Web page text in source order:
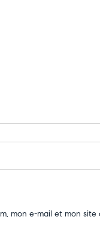
mon e-mail et mon